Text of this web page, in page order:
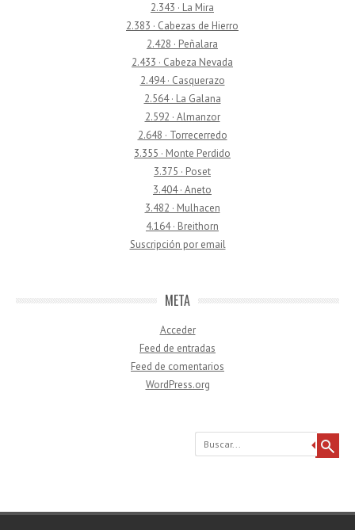
2.343 · La Mira
2.383 · Cabezas de Hierro
2.428 · Peñalara
2.433 · Cabeza Nevada
2.494 · Casquerazo
2.564 · La Galana
2.592 · Almanzor
2.648 · Torrecerredo
3.355 · Monte Perdido
3.375 · Poset
3.404 · Aneto
3.482 · Mulhacen
4.164 · Breithorn
Suscripción por email
META
Acceder
Feed de entradas
Feed de comentarios
WordPress.org
Buscar